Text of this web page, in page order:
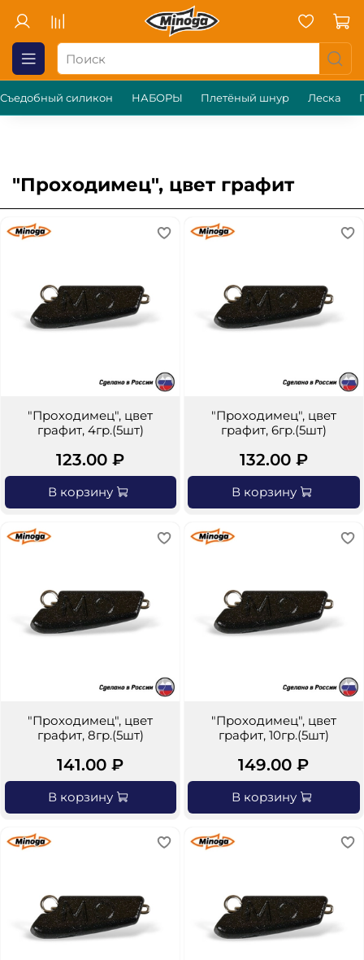
Съедобный силикон НАБОРЫ Плетёный шнур Леска
"Проходимец", цвет графит
"Проходимец", цвет
графит, 4гр.(5шт)
123.00 ₽
В корзину
"Проходимец", цвет
графит, 6гр.(5шт)
132.00 ₽
В корзину
"Проходимец", цвет
графит, 8гр.(5шт)
141.00 ₽
В корзину
"Проходимец", цвет
графит, 10гр.(5шт)
149.00 ₽
В корзину